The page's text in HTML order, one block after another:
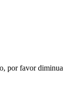
por favor diminua